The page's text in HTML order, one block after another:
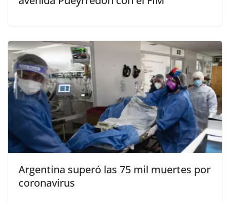
Argentina superó las 75 mil muertes por
coronavirus